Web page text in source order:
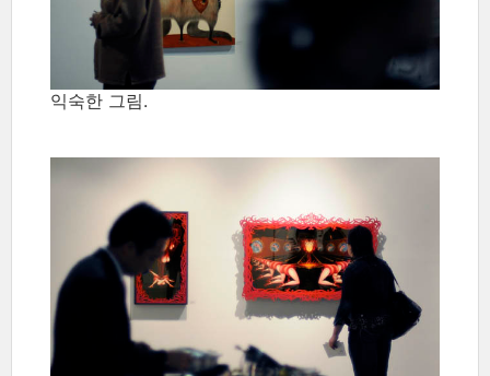
익숙한 그림.